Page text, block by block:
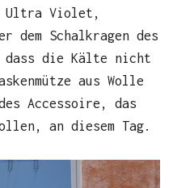
Ultra Violet,
dem Schalkragen des
dass die Kälte nicht
aus Wolle
Accessoire, das
an diesem Tag.